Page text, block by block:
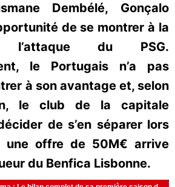
Dembélé, Gonçalo
de se montrer à la
du PSG.
le Portugais n’a pas
à son avantage et, selon
le club de la capitale
de s’en séparer lors
une offre de 50M€ arrive
du Benfica Lisbonne.